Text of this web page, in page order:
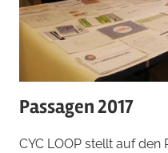
Passagen 2017
CYC LOOP stellt auf den